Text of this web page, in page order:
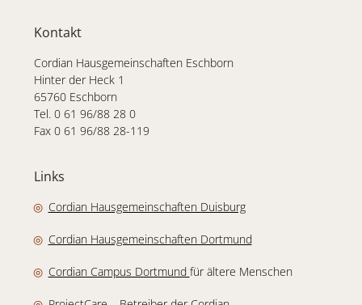
Kontakt
Cordian Hausgemeinschaften Eschborn
Hinter der Heck 1
65760 Eschborn
Tel. 0 61 96/88 28 0
Fax 0 61 96/88 28-119
Links
Cordian Hausgemeinschaften Duisburg(Link öffnet in einem
Cordian Hausgemeinschaften Dortmund(Link öffnet in einem
Cordian Campus Dortmund (Link öffnet in einem neuen
für ältere Menschen